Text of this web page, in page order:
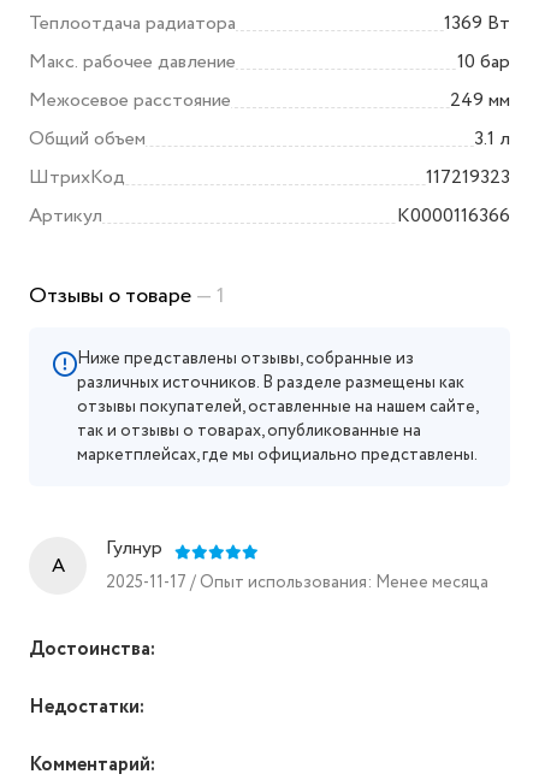
Теплоотдача радиатора
1369 Вт
Макс. рабочее давление
10 бар
Межосевое расстояние
249 мм
Общий объем
3.1 л
ШтрихКод
117219323
Артикул
K0000116366
Отзывы о товаре— 1
Ниже представлены отзывы, собранные из
различных источников. В разделе размещены как
отзывы покупателей, оставленные на нашем сайте,
так и отзывы о товарах, опубликованные на
маркетплейсах, где мы официально представлены.
A
Гулнур
2025-11-17 / Опыт использования: Менее месяца
Достоинства:
Недостатки:
Комментарий: